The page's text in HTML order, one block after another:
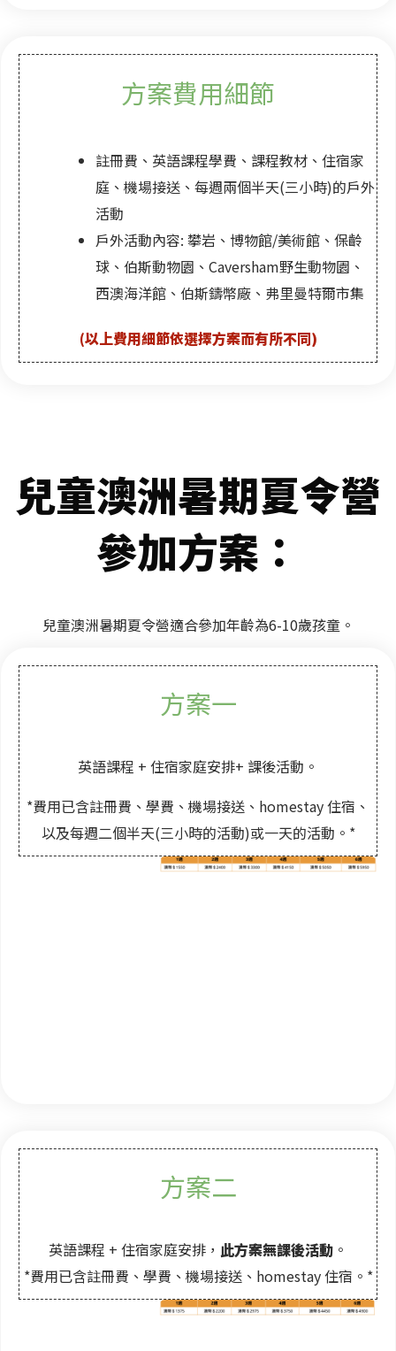
方案費用細節
註冊費、英語課程學費、課程教材、住宿家
庭、機場接送、每週兩個半天(三小時)的戶外
活動
戶外活動內容: 攀岩、博物館/美術館、保齡
球、伯斯動物園、Caversham野生動物園、
西澳海洋館、伯斯鑄幣廠、弗里曼特爾市集
(以上費用細節依選擇方案而有所不同)
兒童澳洲暑期夏令營
參加方案 ：
兒童澳洲暑期夏令營適合參加年齡為6-10歲孩童。
方案一
英語課程 + 住宿家庭安排+ 課後活動。
*費用已含註冊費、學費、機場接送、homestay 住宿、
以及每週二個半天(三小時的活動)或一天的活動。*
方案二
英語課程 + 住宿家庭安排， 此方案無課後活動 。
*費用已含註冊費、學費、機場接送、homestay 住宿。*